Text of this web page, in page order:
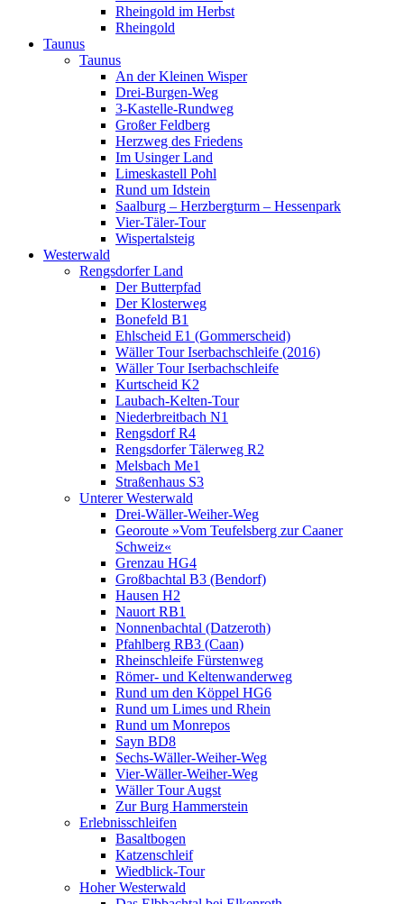
Rheingold im Herbst
Rheingold
Taunus
Taunus
An der Kleinen Wisper
Drei-Burgen-Weg
3-Kastelle-Rundweg
Großer Feldberg
Herzweg des Friedens
Im Usinger Land
Limeskastell Pohl
Rund um Idstein
Saalburg – Herzbergturm – Hessenpark
Vier-Täler-Tour
Wispertalsteig
Westerwald
Rengsdorfer Land
Der Butterpfad
Der Klosterweg
Bonefeld B1
Ehlscheid E1 (Gommerscheid)
Wäller Tour Iserbachschleife (2016)
Wäller Tour Iserbachschleife
Kurtscheid K2
Laubach-Kelten-Tour
Niederbreitbach N1
Rengsdorf R4
Rengsdorfer Tälerweg R2
Melsbach Me1
Straßenhaus S3
Unterer Westerwald
Drei-Wäller-Weiher-Weg
Georoute »Vom Teufelsberg zur Caaner
Schweiz«
Grenzau HG4
Großbachtal B3 (Bendorf)
Hausen H2
Nauort RB1
Nonnenbachtal (Datzeroth)
Pfahlberg RB3 (Caan)
Rheinschleife Fürstenweg
Römer- und Keltenwanderweg
Rund um den Köppel HG6
Rund um Limes und Rhein
Rund um Monrepos
Sayn BD8
Sechs-Wäller-Weiher-Weg
Vier-Wäller-Weiher-Weg
Wäller Tour Augst
Zur Burg Hammerstein
Erlebnisschleifen
Basaltbogen
Katzenschleif
Wiedblick-Tour
Hoher Westerwald